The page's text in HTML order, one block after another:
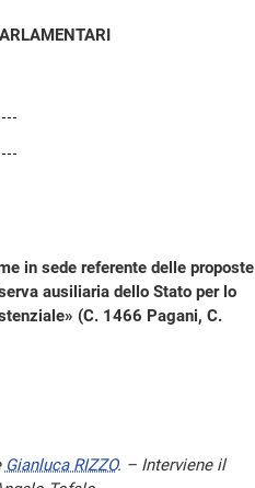
in sede referente delle proposte
ausiliaria dello Stato per lo
(C. 1466 Pagani, C.
Gianluca RIZZO. – Interviene il